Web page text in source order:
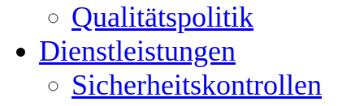
Qualitätspolitik
Dienstleistungen
Sicherheitskontrollen